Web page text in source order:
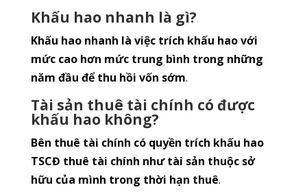
Khấu hao nhanh là gì?
Khấu hao nhanh là việc trích khấu hao với
mức cao hơn mức trung bình trong những
năm đầu để thu hồi vốn sớm.
Tài sản thuê tài chính có được
khấu hao không?
Bên thuê tài chính có quyền trích khấu hao
TSCĐ thuê tài chính như tài sản thuộc sở
hữu của mình trong thời hạn thuê.